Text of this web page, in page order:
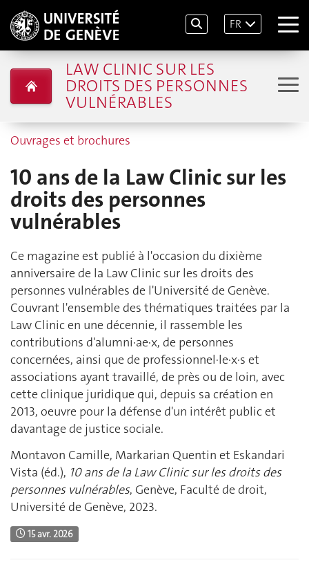
FR
LAW CLINIC SUR LES
DROITS DES PERSONNES
VULNÉRABLES
Ouvrages et brochures
10 ans de la Law Clinic sur les
droits des personnes
vulnérables
Ce magazine est publié à l'occasion du dixième
anniversaire de la Law Clinic sur les droits des
personnes vulnérables de l'Université de Genève.
Couvrant l'ensemble des thématiques traitées par la
Law Clinic en une décennie, il rassemble les
contributions d'alumni·ae·x, de personnes
concernées, ainsi que de professionnel·le·x·s et
associations ayant travaillé, de près ou de loin, avec
cette clinique juridique qui, depuis sa création en
2013, oeuvre pour la défense d'un intérêt public et
davantage de justice sociale.
Montavon Camille, Markarian Quentin et Eskandari
Vista (éd.), 10 ans de la Law Clinic sur les droits des
personnes vulnérables, Genève, Faculté de droit,
Université de Genève, 2023.
15 avr. 2026